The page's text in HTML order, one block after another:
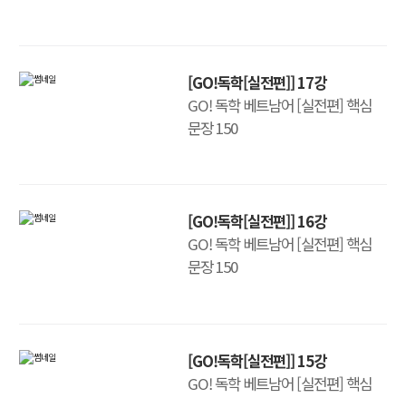
[GO!독학[실전편]] 17강
GO! 독학 베트남어 [실전편] 핵심
문장 150
[GO!독학[실전편]] 16강
GO! 독학 베트남어 [실전편] 핵심
문장 150
[GO!독학[실전편]] 15강
GO! 독학 베트남어 [실전편] 핵심